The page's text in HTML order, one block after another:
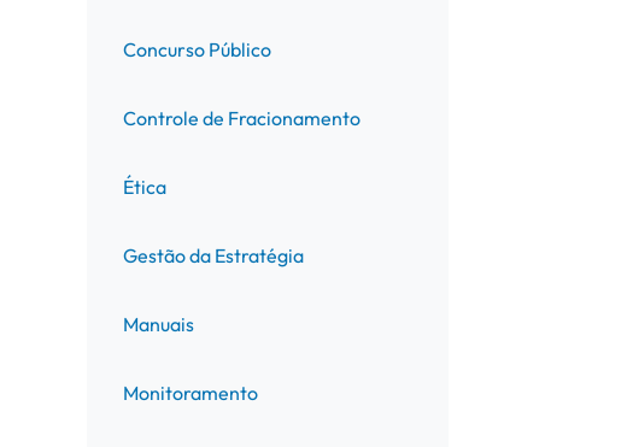
Concurso Público
Controle de Fracionamento
Ética
Gestão da Estratégia
Manuais
Monitoramento